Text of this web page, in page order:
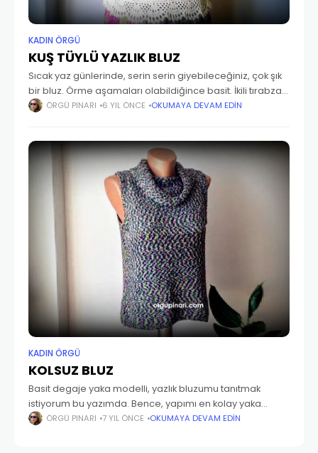
KADIN ÖRGÜ
KUŞ TÜYLÜ YAZLIK BLUZ
Sıcak yaz günlerinde, serin serin giyebileceğiniz, çok şık
bir bluz. Örme aşamaları olabildiğince basit. İkili tırabzan
ve sık iğne işlemlerinden oluşan ilmekler. Dikkat etmemiz
ÖRGÜ PINARI 6 YIL ÖNCE OKUMAYA DEVAM EDIN
KADIN ÖRGÜ
KOLSUZ BLUZ
Basit degaje yaka modelli, yazlık bluzumu tanıtmak
istiyorum bu yazımda. Bence, yapımı en kolay yaka
çeşidi kayık yakadır. Giyen kadının boynunu ince ve uzun
ÖRGÜ PINARI 7 YIL ÖNCE OKUMAYA DEVAM EDIN